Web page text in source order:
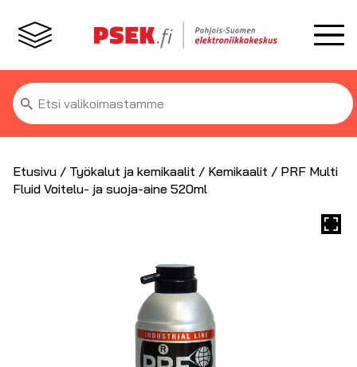
Etsi:
Etusivu / Työkalut ja kemikaalit / Kemikaalit / PRF Multi
Fluid Voitelu- ja suoja-aine 520ml